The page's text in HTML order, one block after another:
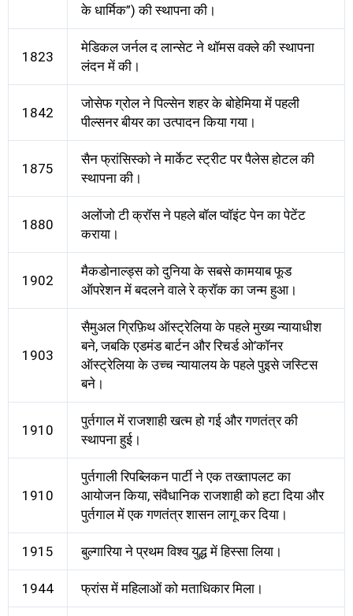
के धार्मिक”) की स्थापना की।
1823
मेडिकल जर्नल द लान्सेट ने थॉमस वक्ले की स्थापना
लंदन में की।
1842
जोसेफ ग्रोल ने पिल्सेन शहर के बोहेमिया में पहली
पील्सनर बीयर का उत्पादन किया गया।
1875
सैन फ्रांसिस्को ने मार्केट स्ट्रीट पर पैलेस होटल की
स्थापना की।
1880
अलोंजो टी क्रॉस ने पहले बॉल प्वॉइंट पेन का पेटेंट
कराया।
1902
मैकडोनाल्‍ड्स को दुनिया के सबसे कामयाब फूड
ऑपरेशन में बदलने वाले रे क्रॉक का जन्‍म हुआ।
1903
सैमुअल ग्रिफ़िथ ऑस्ट्रेलिया के पहले मुख्य न्यायाधीश
बने, जबकि एडमंड बार्टन और रिचर्ड ओ’कॉनर
ऑस्ट्रेलिया के उच्च न्यायालय के पहले पुइसे जस्टिस
बने।
1910
पुर्तगाल में राजशाही खत्म हो गई और गणतंत्र की
स्थापना हुई।
1910
पुर्तगाली रिपब्लिकन पार्टी ने एक तख्तापलट का
आयोजन किया, संवैधानिक राजशाही को हटा दिया और
पुर्तगाल में एक गणतंत्र शासन लागू कर दिया।
1915 बुल्गारिया ने प्रथम विश्व युद्ध में हिस्सा लिया।
1944 फ्रांस में महिलाओं को मताधिकार मिला।